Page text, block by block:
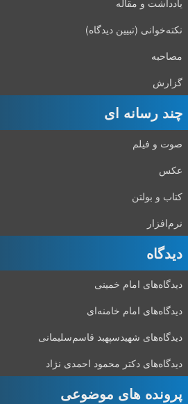
یادداشت و مقاله
نکته‌خوانی (تبیین دیدگاه)
مصاحبه
گزارش
چند رسانه ای
صوت و فیلم
عکس
کتاب و بولتن
نرم‌افزار
دیدگاه‌
دیدگاه‌های امام خمینی
دیدگاه‌های امام خامنه‌ای
دیدگاه‌های شهید‌سپهبد قاسم‌سلیمانی
دیدگاه‌های دکتر محمود احمدی نژاد
پرونده های موضوعی